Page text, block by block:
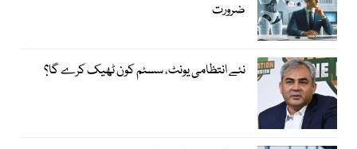
ضرورت
نئے انتظامی یونٹ، سسٹم کون ٹھیک کرے گا؟